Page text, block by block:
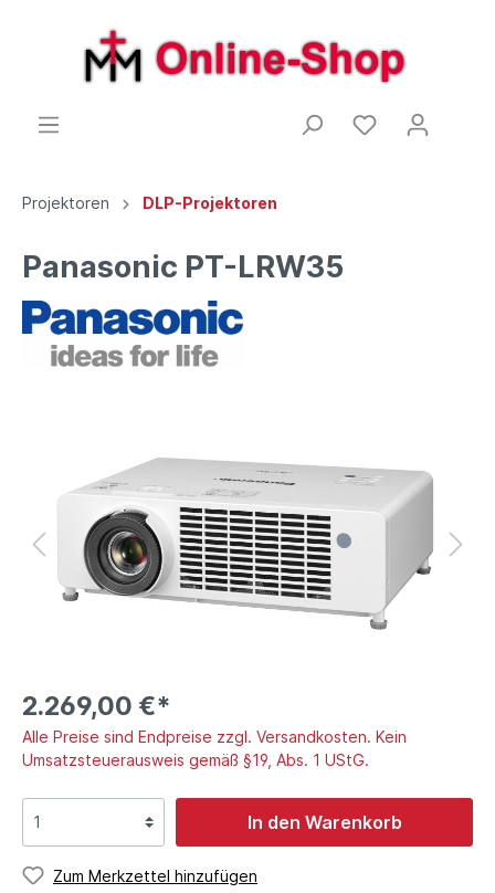
Projektoren DLP-Projektoren
Panasonic PT-LRW35
2.269,00 €*
Alle Preise sind Endpreise zzgl. Versandkosten. Kein
Umsatzsteuerausweis gemäß §19, Abs. 1 UStG.
In den Warenkorb
Zum Merkzettel hinzufügen